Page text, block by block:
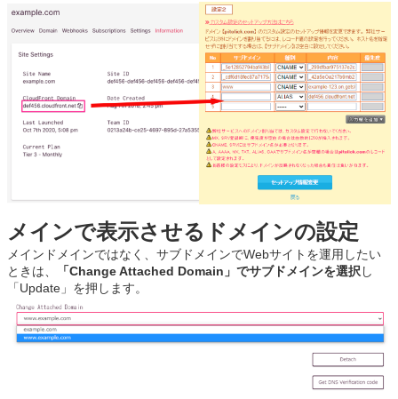
メインで表示させるドメインの設定
メインドメインではなく、サブドメインでWebサイトを運用したい
ときは、
「Change Attached Domain」でサブドメインを選択 し
「Update」を押します。